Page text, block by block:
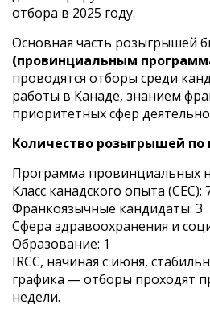
отбора в 2025 году.
Основная часть розыгрышей
(провинциальным
проводятся отборы среди
работы в Канаде, знанием
приоритетных сфер
Количество розыгрышей по
Программа провинциальных
Класс канадского опыта (CEC):
Франкоязычные кандидаты: 3
Сфера здравоохранения и
Образование: 1
IRCC, начиная с июня,
графика — отборы проходят
недели.